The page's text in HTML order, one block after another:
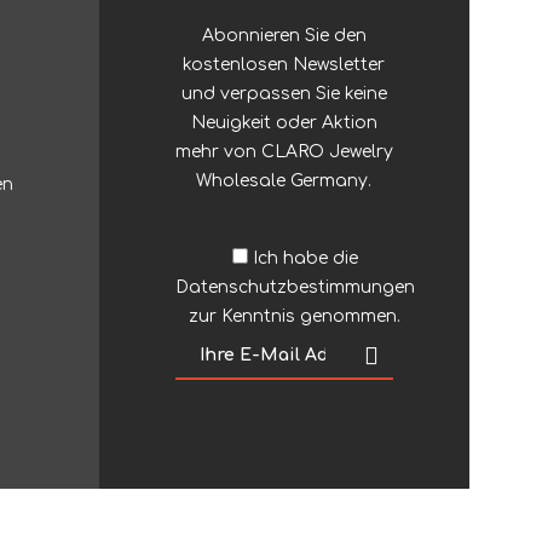
Abonnieren Sie den
kostenlosen Newsletter
und verpassen Sie keine
Neuigkeit oder Aktion
mehr von CLARO Jewelry
Wholesale Germany.
Ich habe die
Datenschutzbestimmungen
zur Kenntnis genommen.